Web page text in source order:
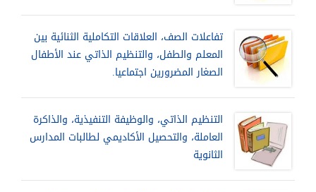
تفاعلات الصف، العلاقات التكاملية الثنائية بين
المعلم والطفل، والتنظيم الذاتي عند الأطفال
الصغار المضرورين اجتماعيا.
التنظيم الذاتي، والوظيفة التنفيذية، والذاكرة
العاملة، والتحصيل الأكاديمي لطالبات المدارس
الثانوية